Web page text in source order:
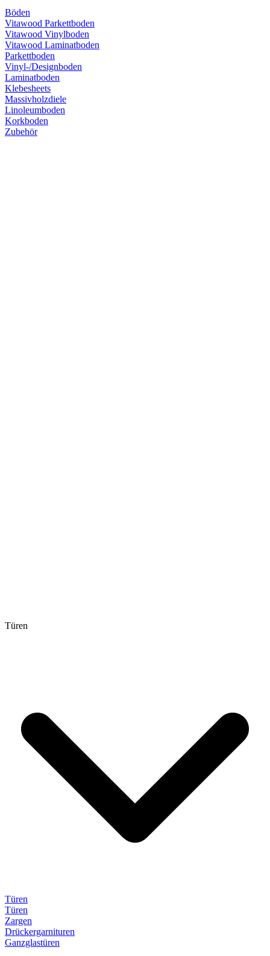
Böden
Vitawood Parkettboden
Vitawood Vinylboden
Vitawood Laminatboden
Parkettboden
Vinyl-/Designboden
Laminatboden
Klebesheets
Massivholzdiele
Linoleumboden
Korkboden
Zubehör
Türen
Türen
Türen
Zargen
Drückergarnituren
Ganzglastüren